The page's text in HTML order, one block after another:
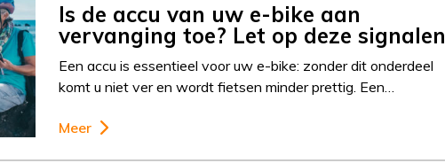
Is de accu van uw e-bike aan
vervanging toe? Let op deze signalen
Een accu is essentieel voor uw e-bike: zonder dit onderdeel
komt u niet ver en wordt fietsen minder prettig. Een…
Meer